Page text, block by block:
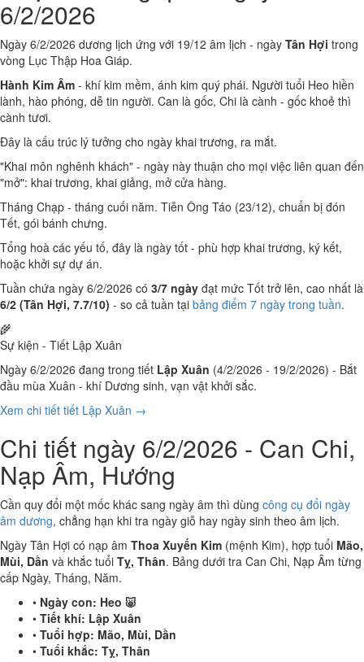
6/2/2026
Ngày 6/2/2026 dương lịch ứng với 19/12 âm lịch - ngày Tân Hợi trong
vòng Lục Thập Hoa Giáp.
Hành Kim Âm - khí kim mềm, ánh kim quý phái. Người tuổi Heo hiền
lành, hào phóng, dễ tin người. Can là gốc, Chi là cành - gốc khoẻ thì
cành tươi.
Đây là cấu trúc lý tưởng cho ngày khai trương, ra mắt.
"Khai môn nghênh khách" - ngày này thuận cho mọi việc liên quan đến
"mở": khai trương, khai giảng, mở cửa hàng.
Tháng Chạp - tháng cuối năm. Tiễn Ông Táo (23/12), chuẩn bị đón
Tết, gói bánh chưng.
Tổng hoà các yếu tố, đây là ngày tốt - phù hợp khai trương, ký kết,
hoặc khởi sự dự án.
Tuần chứa ngày 6/2/2026 có 3/7 ngày đạt mức Tốt trở lên, cao nhất là
6/2 (Tân Hợi, 7.7/10) - so cả tuần tại bảng điểm 7 ngày trong tuần.
🌾
Sự kiện - Tiết Lập Xuân
Ngày 6/2/2026 đang trong tiết Lập Xuân (4/2/2026 - 19/2/2026) - Bắt
đầu mùa Xuân - khí Dương sinh, vạn vật khởi sắc.
Xem chi tiết tiết Lập Xuân →
Chi tiết ngày 6/2/2026 - Can Chi,
Nạp Âm, Hướng
Cần quy đổi một mốc khác sang ngày âm thì dùng công cụ đổi ngày
âm dương, chẳng hạn khi tra ngày giỗ hay ngày sinh theo âm lịch.
Ngày Tân Hợi có nạp âm Thoa Xuyến Kim (mệnh Kim), hợp tuổi Mão,
Mùi, Dần và khắc tuổi Tỵ, Thân. Bảng dưới tra Can Chi, Nạp Âm từng
cấp Ngày, Tháng, Năm.
• Ngày con: Heo 🐷
• Tiết khí: Lập Xuân
• Tuổi hợp: Mão, Mùi, Dần
• Tuổi khắc: Tỵ, Thân